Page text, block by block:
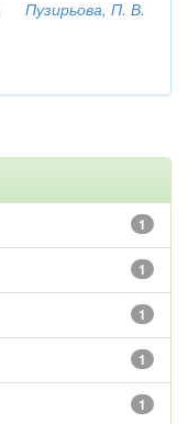
Пузирьова, П. В.
1
1
1
1
1